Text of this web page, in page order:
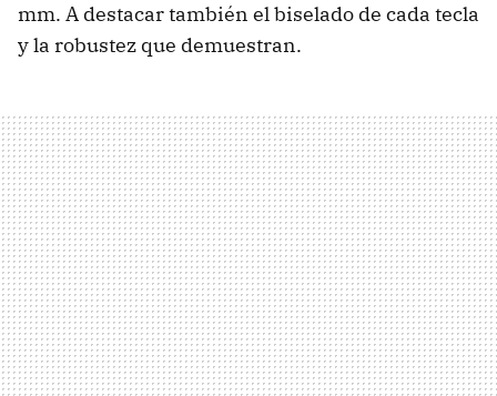
mm. A destacar también el biselado de cada tecla
y la robustez que demuestran.